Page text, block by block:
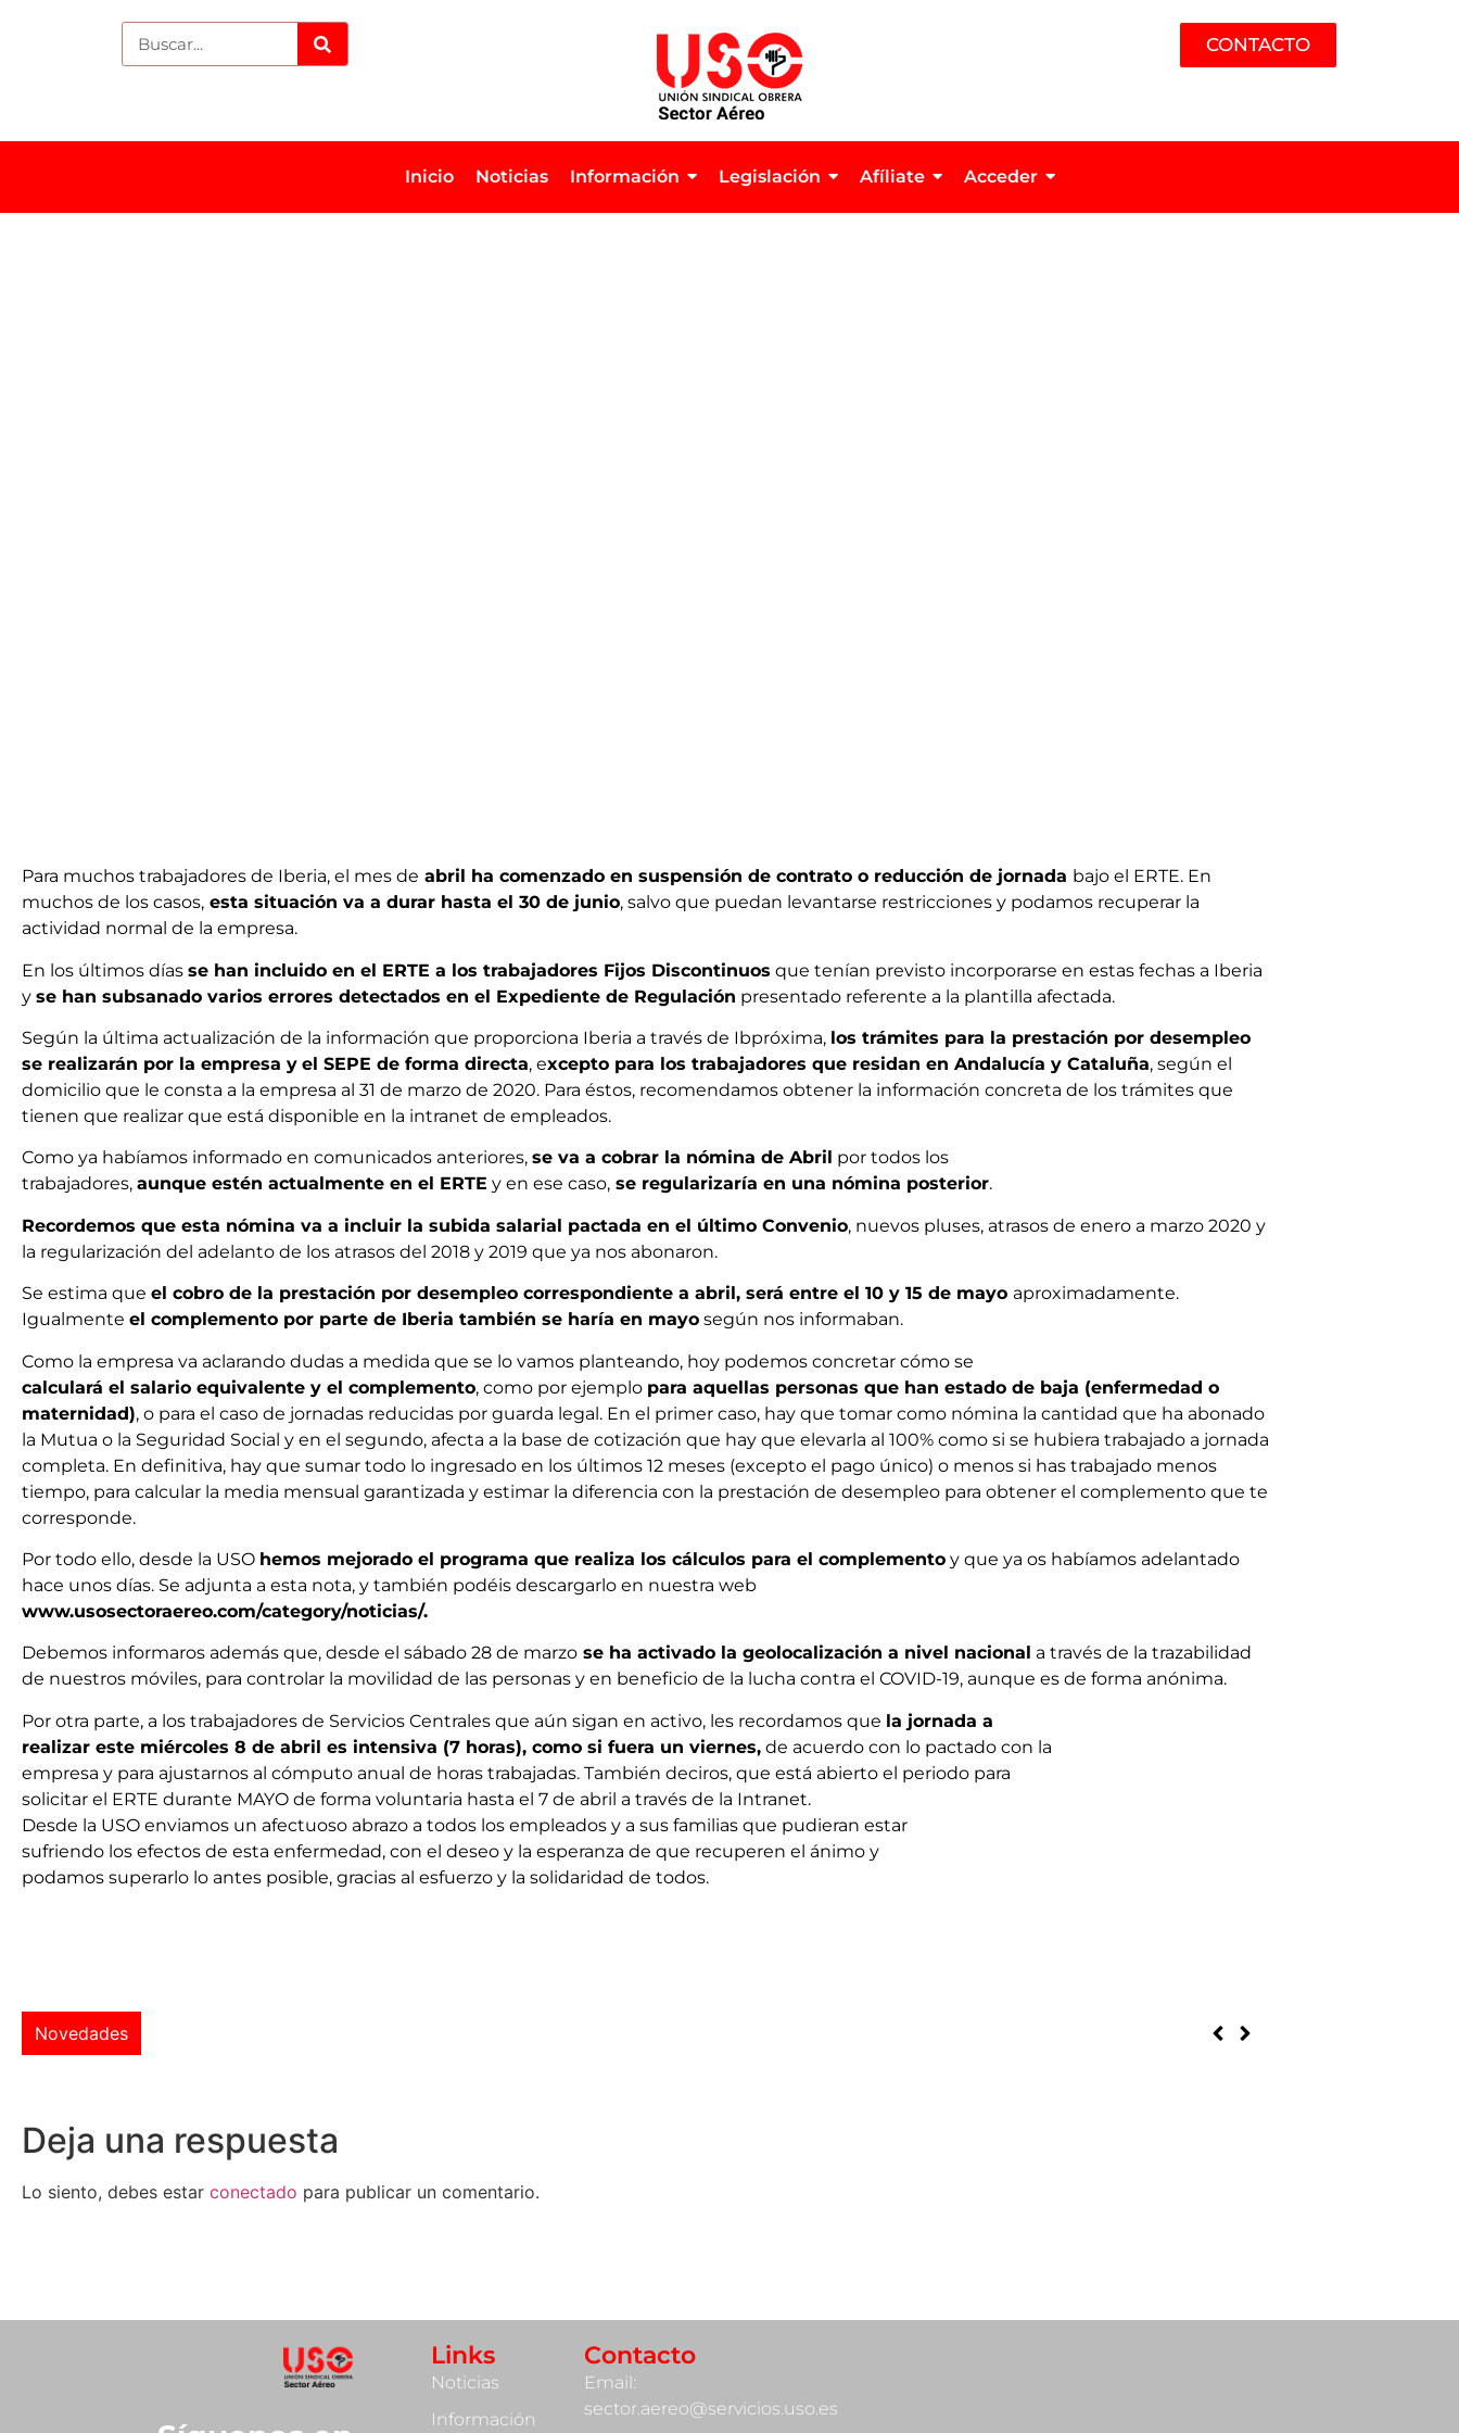
CONTACTO
Inicio Noticias Información Legislación Afíliate Acceder
Para muchos trabajadores de Iberia, el mes de abril ha comenzado en suspensión de contrato o reducción de jornada bajo el ERTE. En
muchos de los casos, esta situación va a durar hasta el 30 de junio, salvo que puedan levantarse restricciones y podamos recuperar la
actividad normal de la empresa.
En los últimos días se han incluido en el ERTE a los trabajadores Fijos Discontinuos que tenían previsto incorporarse en estas fechas a Iberia
y se han subsanado varios errores detectados en el Expediente de Regulación presentado referente a la plantilla afectada.
Según la última actualización de la información que proporciona Iberia a través de Ibpróxima, los trámites para la prestación por desempleo
se realizarán por la empresa y el SEPE de forma directa, excepto para los trabajadores que residan en Andalucía y Cataluña, según el
domicilio que le consta a la empresa al 31 de marzo de 2020. Para éstos, recomendamos obtener la información concreta de los trámites que
tienen que realizar que está disponible en la intranet de empleados.
Como ya habíamos informado en comunicados anteriores, se va a cobrar la nómina de Abril por todos los
trabajadores, aunque estén actualmente en el ERTE y en ese caso, se regularizaría en una nómina posterior.
Recordemos que esta nómina va a incluir la subida salarial pactada en el último Convenio, nuevos pluses, atrasos de enero a marzo 2020 y
la regularización del adelanto de los atrasos del 2018 y 2019 que ya nos abonaron.
Se estima que el cobro de la prestación por desempleo correspondiente a abril, será entre el 10 y 15 de mayo aproximadamente.
Igualmente el complemento por parte de Iberia también se haría en mayo según nos informaban.
Como la empresa va aclarando dudas a medida que se lo vamos planteando, hoy podemos concretar cómo se
calculará el salario equivalente y el complemento, como por ejemplo para aquellas personas que han estado de baja (enfermedad o
maternidad), o para el caso de jornadas reducidas por guarda legal. En el primer caso, hay que tomar como nómina la cantidad que ha abonado
la Mutua o la Seguridad Social y en el segundo, afecta a la base de cotización que hay que elevarla al 100% como si se hubiera trabajado a jornada
completa. En definitiva, hay que sumar todo lo ingresado en los últimos 12 meses (excepto el pago único) o menos si has trabajado menos
tiempo, para calcular la media mensual garantizada y estimar la diferencia con la prestación de desempleo para obtener el complemento que te
corresponde.
Por todo ello, desde la USO hemos mejorado el programa que realiza los cálculos para el complemento y que ya os habíamos adelantado
hace unos días. Se adjunta a esta nota, y también podéis descargarlo en nuestra web
www.usosectoraereo.com/category/noticias/.
Debemos informaros además que, desde el sábado 28 de marzo se ha activado la geolocalización a nivel nacional a través de la trazabilidad
de nuestros móviles, para controlar la movilidad de las personas y en beneficio de la lucha contra el COVID-19, aunque es de forma anónima.
Por otra parte, a los trabajadores de Servicios Centrales que aún sigan en activo, les recordamos que la jornada a
realizar este miércoles 8 de abril es intensiva (7 horas), como si fuera un viernes, de acuerdo con lo pactado con la
empresa y para ajustarnos al cómputo anual de horas trabajadas. También deciros, que está abierto el periodo para
solicitar el ERTE durante MAYO de forma voluntaria hasta el 7 de abril a través de la Intranet.
Desde la USO enviamos un afectuoso abrazo a todos los empleados y a sus familias que pudieran estar
sufriendo los efectos de esta enfermedad, con el deseo y la esperanza de que recuperen el ánimo y
podamos superarlo lo antes posible, gracias al esfuerzo y la solidaridad de todos.
Novedades
Deja una respuesta
Lo siento, debes estar conectado para publicar un comentario.
Links
Noticias
Información
Contacto
Email:
sector.aereo@servicios.uso.es